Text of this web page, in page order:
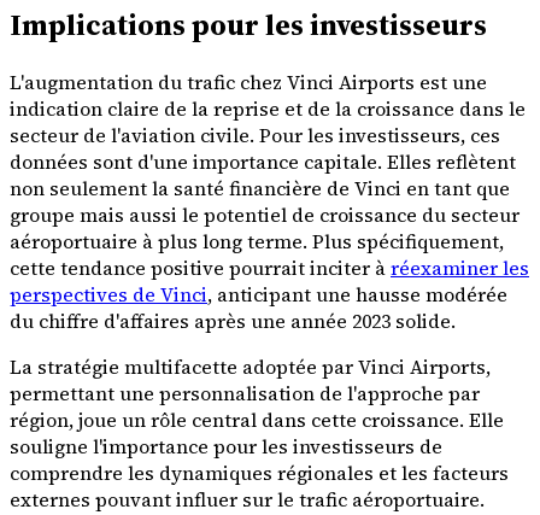
Implications pour les investisseurs
L'augmentation du trafic chez Vinci Airports est une
indication claire de la reprise et de la croissance dans le
secteur de l'aviation civile. Pour les investisseurs, ces
données sont d'une importance capitale. Elles reflètent
non seulement la santé financière de Vinci en tant que
groupe mais aussi le potentiel de croissance du secteur
aéroportuaire à plus long terme. Plus spécifiquement,
cette tendance positive pourrait inciter àréexaminer les
perspectives de Vinci, anticipant une hausse modérée
du chiffre d'affaires après une année 2023 solide.
La stratégie multifacette adoptée par Vinci Airports,
permettant une personnalisation de l'approche par
région, joue un rôle central dans cette croissance. Elle
souligne l'importance pour les investisseurs de
comprendre les dynamiques régionales et les facteurs
externes pouvant influer sur le trafic aéroportuaire.